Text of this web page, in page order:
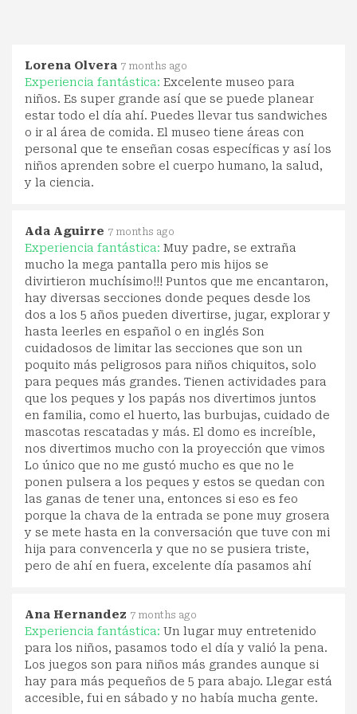
Lorena Olvera 7 months ago
Experiencia fantástica: Excelente museo para
niños. Es super grande así que se puede planear
estar todo el día ahí. Puedes llevar tus sandwiches
o ir al área de comida. El museo tiene áreas con
personal que te enseñan cosas específicas y así los
niños aprenden sobre el cuerpo humano, la salud,
y la ciencia.
Ada Aguirre 7 months ago
Experiencia fantástica: Muy padre, se extraña
mucho la mega pantalla pero mis hijos se
divirtieron muchísimo!!! Puntos que me encantaron,
hay diversas secciones donde peques desde los
dos a los 5 años pueden divertirse, jugar, explorar y
hasta leerles en español o en inglés Son
cuidadosos de limitar las secciones que son un
poquito más peligrosos para niños chiquitos, solo
para peques más grandes. Tienen actividades para
que los peques y los papás nos divertimos juntos
en familia, como el huerto, las burbujas, cuidado de
mascotas rescatadas y más. El domo es increíble,
nos divertimos mucho con la proyección que vimos
Lo único que no me gustó mucho es que no le
ponen pulsera a los peques y estos se quedan con
las ganas de tener una, entonces si eso es feo
porque la chava de la entrada se pone muy grosera
y se mete hasta en la conversación que tuve con mi
hija para convencerla y que no se pusiera triste,
pero de ahí en fuera, excelente día pasamos ahí
Ana Hernandez 7 months ago
Experiencia fantástica: Un lugar muy entretenido
para los niños, pasamos todo el día y valió la pena.
Los juegos son para niños más grandes aunque si
hay para más pequeños de 5 para abajo. Llegar está
accesible, fui en sábado y no había mucha gente.